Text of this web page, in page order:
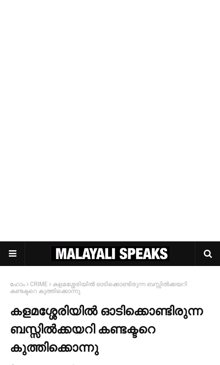
ഹോം CRIME
കളമശ്ശേരിയില്‍ ഓടിക്കൊണ്ടിരുന്ന ബസ്സില്‍ക്കയറി
കണ്ടക്ടറെ കുത്തിക്കൊന്നു
കളമശ്ശേരിയില്‍ ഓടിക്കൊണ്ടിരുന്ന
ബസ്സില്‍ക്കയറി കണ്ടക്ടറെ
കുത്തിക്കൊന്നു